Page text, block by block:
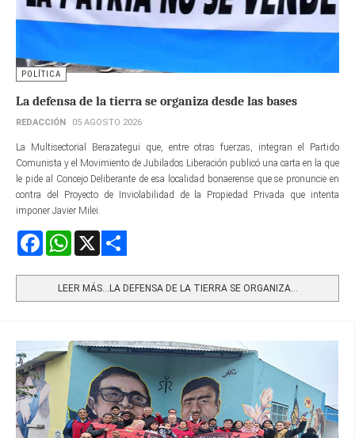
POLÍTICA
La defensa de la tierra se organiza desde las bases
REDACCIÓN 05 AGOSTO 2026
La Multisectorial Berazategui que, entre otras fuerzas, integran el Partido
Comunista y el Movimiento de Jubilados Liberación publicó una carta en la que
le pide al Concejo Deliberante de esa localidad bonaerense que se pronuncie en
contra del Proyecto de Inviolabilidad de la Propiedad Privada que intenta
imponer Javier Milei.
FacebookWhatsApp
LEER MÁS…LA DEFENSA DE LA TIERRA SE ORGANIZA...